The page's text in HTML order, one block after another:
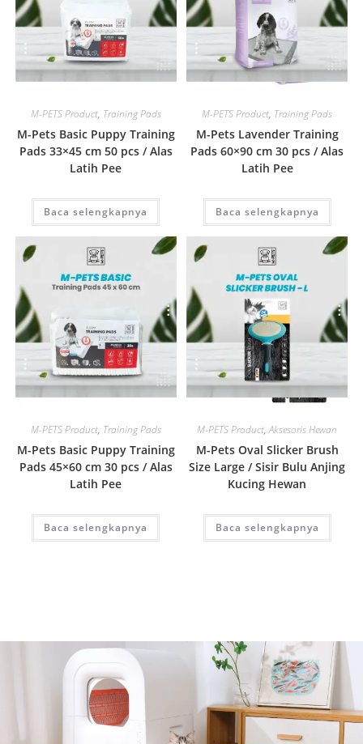
Quick View
M-PETS Product, Training Pads
M-Pets Basic Puppy Training
Pads 33×45 cm 50 pcs / Alas
Latih Pee
Baca selengkapnya
Quick View
M-PETS Product, Training Pads
M-Pets Lavender Training
Pads 60×90 cm 30 pcs / Alas
Latih Pee
Baca selengkapnya
Quick View
M-PETS Product, Training Pads
M-Pets Basic Puppy Training
Pads 45×60 cm 30 pcs / Alas
Latih Pee
Baca selengkapnya
Quick View
M-PETS Product,Aksesoris Hewan
M-Pets Oval Slicker Brush
Size Large / Sisir Bulu Anjing
Kucing Hewan
Baca selengkapnya